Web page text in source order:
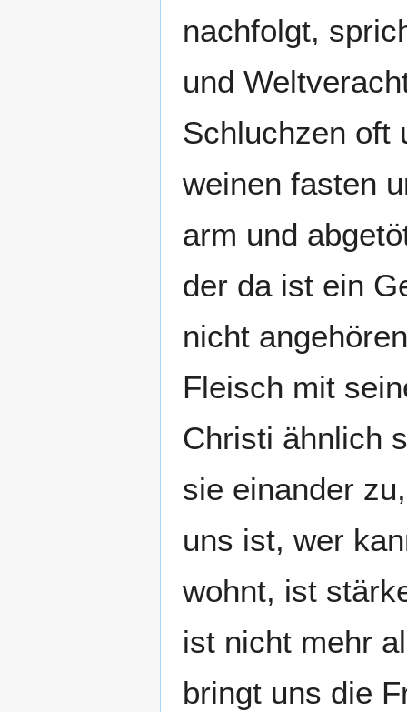
nachfolgt,
und
Schluchzen oft
weinen fasten
arm und
der da ist ein
nicht
Fleisch mit
Christi ähnlich
sie einander
uns ist, wer
wohnt, ist
ist nicht mehr
bringt uns die